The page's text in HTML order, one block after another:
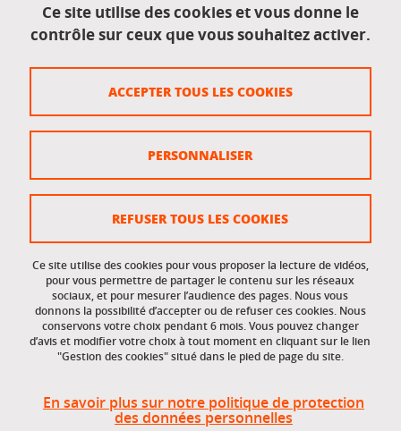
Données personnelles
Crédits
Gestion des cookies
Accessibilité : non conforme
Accès réservés
Intranet des étudiants et des personnels
Ce site utilise des cookies et vous donne le
contrôle sur ceux que vous souhaitez activer.
Ce site utilise des cookies pour vous proposer la lecture de vidéos,
pour vous permettre de partager le contenu sur les réseaux
sociaux, et pour mesurer l’audience des pages. Nous vous
donnons la possibilité d’accepter ou de refuser ces cookies. Nous
conservons votre choix pendant 6 mois. Vous pouvez changer
d’avis et modifier votre choix à tout moment en cliquant sur le lien
"Gestion des cookies" situé dans le pied de page du site.
En savoir plus sur notre politique de protection
des données personnelles
ACCEPTER TOUS LES COOKIES
REFUSER TOUS LES COOKIES
PERSONNALISER